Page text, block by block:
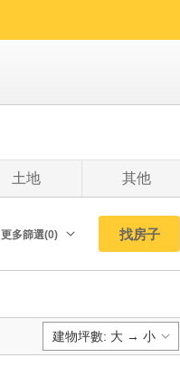
土地 其他
更多篩選(0) 找房子
東
建物坪數: 大 → 小